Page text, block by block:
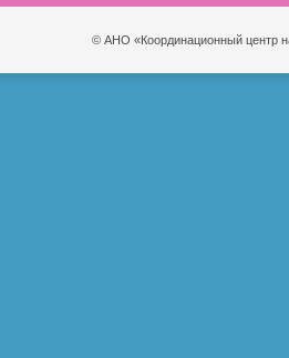
© АНО «Координационный центр